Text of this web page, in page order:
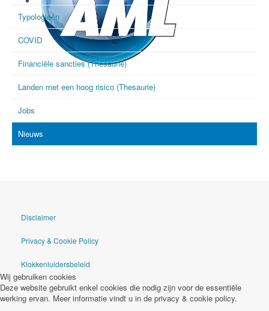
Typologieën
COVID
Financiële sancties (Thesaurie)
Landen met een hoog risico (Thesaurie)
Jobs
Nieuws
Disclaimer
Privacy & Cookie Policy
Klokkenluidersbeleid
Wij gebruiken cookies
Deze website gebruikt enkel cookies die nodig zijn voor de essentiële
werking ervan. Meer informatie vindt u in de privacy & cookie policy.